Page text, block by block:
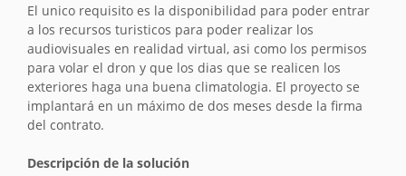
El unico requisito es la disponibilidad para poder entrar
a los recursos turisticos para poder realizar los
audiovisuales en realidad virtual, asi como los permisos
para volar el dron y que los dias que se realicen los
exteriores haga una buena climatologia. El proyecto se
implantará en un máximo de dos meses desde la firma
del contrato.
Descripción de la solución